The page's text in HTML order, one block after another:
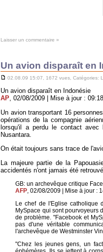
Laisser un commentaire »
Un avion disparaît en
02.08.09 15:07, 1672 vues, Catégories:
Un avion disparaît en Indonésie
AP, 02/08/2009 | Mise à jour : 09:18
Un avion transportant 16
opérations de la compagnie
lorsqu'il a perdu le contact
Nusantara.
On était toujours sans trace de
La majeure partie de la
accidentés n'ont jamais été
GB: un archevêque critique
AFP, 02/08/2009 | Mise à jour :
Le chef de l'Eglise catholique
MySpace qui sont pourvoyeurs
de problème. "Facebook et
pas d'une véritable
l'archevêque de Westminster
"Chez les jeunes gens, un